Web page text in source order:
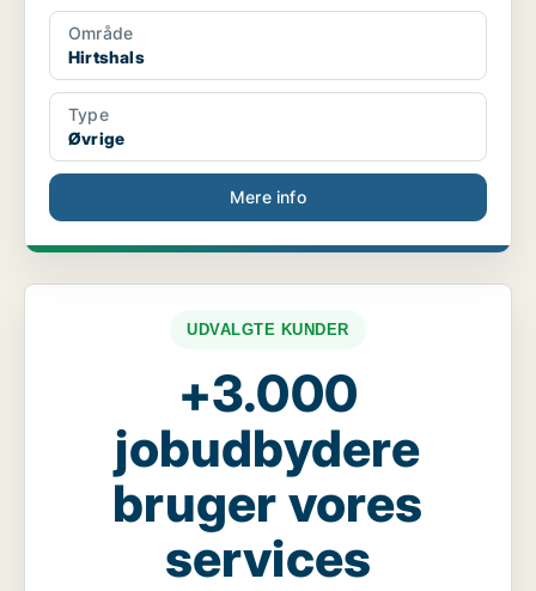
Område
Hirtshals
Type
Øvrige
Mere info
UDVALGTE KUNDER
+3.000
jobudbydere
bruger vores
services